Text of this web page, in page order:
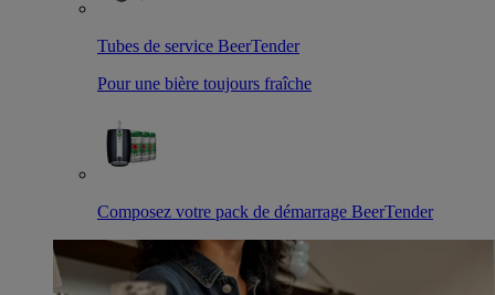
Tubes de service BeerTender
Pour une bière toujours fraîche
Composez votre pack de démarrage BeerTender